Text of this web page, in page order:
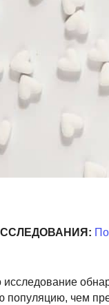
исследование
популяцию, чем